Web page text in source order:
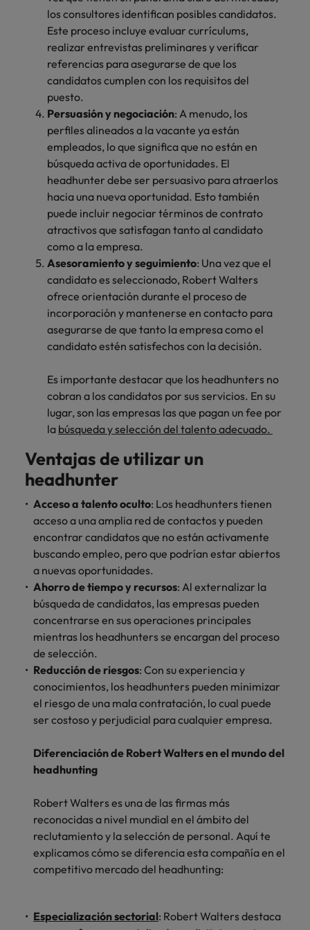
los consultores identifican posibles candidatos.
Este proceso incluye evaluar currículums,
realizar entrevistas preliminares y verificar
referencias para asegurarse de que los
candidatos cumplen con los requisitos del
puesto.
Persuasión y negociación: A menudo, los
perfiles alineados a la vacante ya están
empleados, lo que significa que no están en
búsqueda activa de oportunidades. El
headhunter debe ser persuasivo para atraerlos
hacia una nueva oportunidad. Esto también
puede incluir negociar términos de contrato
atractivos que satisfagan tanto al candidato
como a la empresa.
Asesoramiento y seguimiento: Una vez que el
candidato es seleccionado, Robert Walters
ofrece orientación durante el proceso de
incorporación y mantenerse en contacto para
asegurarse de que tanto la empresa como el
candidato estén satisfechos con la decisión.
Es importante destacar que los headhunters no
cobran a los candidatos por sus servicios. En su
lugar, son las empresas las que pagan un fee por
la búsqueda y selección del talento adecuado.
Ventajas de utilizar un
headhunter
Acceso a talento oculto: Los headhunters tienen
acceso a una amplia red de contactos y pueden
encontrar candidatos que no están activamente
buscando empleo, pero que podrían estar abiertos
a nuevas oportunidades.
Ahorro de tiempo y recursos: Al externalizar la
búsqueda de candidatos, las empresas pueden
concentrarse en sus operaciones principales
mientras los headhunters se encargan del proceso
de selección.
Reducción de riesgos: Con su experiencia y
conocimientos, los headhunters pueden minimizar
el riesgo de una mala contratación, lo cual puede
ser costoso y perjudicial para cualquier empresa.
Diferenciación de Robert Walters en el mundo del
headhunting
Robert Walters es una de las firmas más
reconocidas a nivel mundial en el ámbito del
reclutamiento y la selección de personal. Aquí te
explicamos cómo se diferencia esta compañía en el
competitivo mercado del headhunting:
Especialización sectorial: Robert Walters destaca